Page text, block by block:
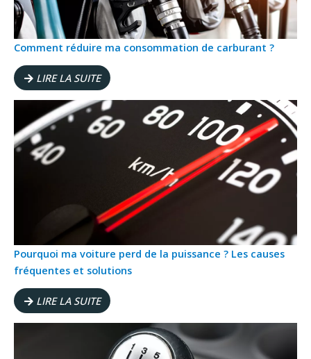
Comment réduire ma consommation de carburant ?
LIRE LA SUITE
Pourquoi ma voiture perd de la puissance ? Les causes
fréquentes et solutions
LIRE LA SUITE